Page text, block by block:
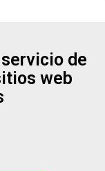
de
web